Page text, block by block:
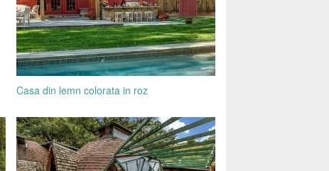
Casa din lemn colorata in roz